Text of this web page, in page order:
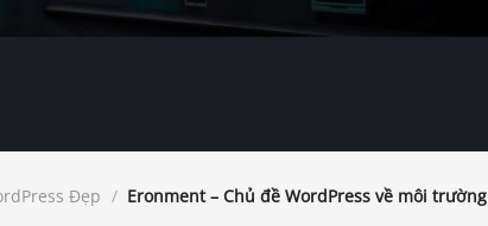
Đẹp / Eronment – Chủ đề WordPress về môi trường